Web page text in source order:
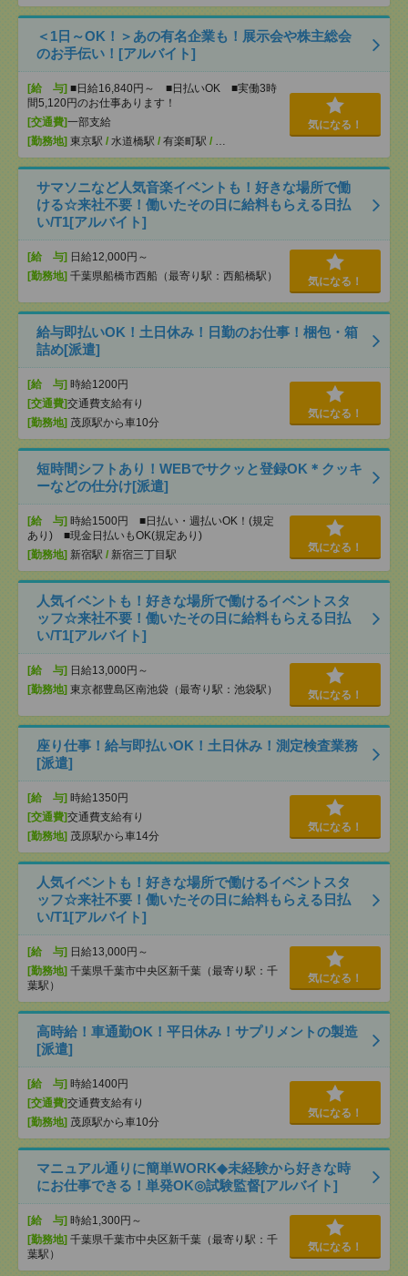
＜1日～OK！＞あの有名企業も！展示会や株主総会
のお手伝い！[アルバイト]
[給 与] ■日給16,840円～ ■日払いOK ■実働3時
間5,120円のお仕事あります！
[交通費]一部支給
[勤務地] 東京駅 / 水道橋駅 / 有楽町駅 / …
気になる！
サマソニなど人気音楽イベントも！好きな場所で働
ける☆来社不要！働いたその日に給料もらえる日払
い/T1[アルバイト]
[給 与] 日給12,000円～
[勤務地] 千葉県船橋市西船（最寄り駅：西船橋駅） 気になる！
給与即払いOK！土日休み！日勤のお仕事！梱包・箱
詰め[派遣]
[給 与] 時給1200円
[交通費]交通費支給有り
[勤務地] 茂原駅から車10分
気になる！
短時間シフトあり！WEBでサクッと登録OK＊クッキ
ーなどの仕分け[派遣]
[給 与] 時給1500円 ■日払い・週払いOK！(規定
あり) ■現金日払いもOK(規定あり)
[勤務地] 新宿駅 / 新宿三丁目駅
気になる！
人気イベントも！好きな場所で働けるイベントスタ
ッフ☆来社不要！働いたその日に給料もらえる日払
い/T1[アルバイト]
[給 与] 日給13,000円～
[勤務地] 東京都豊島区南池袋（最寄り駅：池袋駅） 気になる！
座り仕事！給与即払いOK！土日休み！測定検査業務
[派遣]
[給 与] 時給1350円
[交通費]交通費支給有り
[勤務地] 茂原駅から車14分
気になる！
人気イベントも！好きな場所で働けるイベントスタ
ッフ☆来社不要！働いたその日に給料もらえる日払
い/T1[アルバイト]
[給 与] 日給13,000円～
[勤務地] 千葉県千葉市中央区新千葉（最寄り駅：千
葉駅）
気になる！
高時給！車通勤OK！平日休み！サプリメントの製造
[派遣]
[給 与] 時給1400円
[交通費]交通費支給有り
[勤務地] 茂原駅から車10分
気になる！
マニュアル通りに簡単WORK◆未経験から好きな時
にお仕事できる！単発OK◎試験監督[アルバイト]
[給 与] 時給1,300円～
[勤務地] 千葉県千葉市中央区新千葉（最寄り駅：千
葉駅）
気になる！